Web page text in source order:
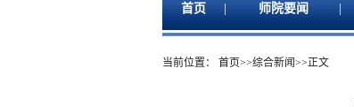
首页 | 师院要闻 |
当前位置： 首页>>综合新闻>>正文